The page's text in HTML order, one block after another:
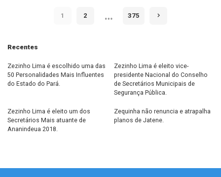
1 2 … 375
Recentes
Zezinho Lima é escolhido uma das
50 Personalidades Mais Influentes
do Estado do Pará.
Zezinho Lima é eleito vice-
presidente Nacional do Conselho
de Secretários Municipais de
Segurança Pública.
Zezinho Lima é eleito um dos
Secretários Mais atuante de
Ananindeua 2018.
Zequinha não renuncia e atrapalha
planos de Jatene.